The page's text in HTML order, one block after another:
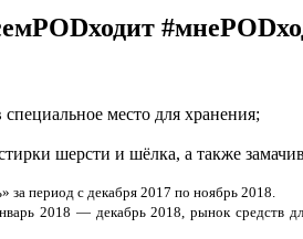
место для хранения;
шерсти и шёлка, а также
период с декабря 2017 по ноябрь 2018.
2018 — декабрь 2018, рынок